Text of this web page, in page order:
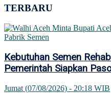
TERBARU
Kebutuhan Semen
Pemerintah Siapkan
Jumat (07/08/2026) - 20:18 WIB